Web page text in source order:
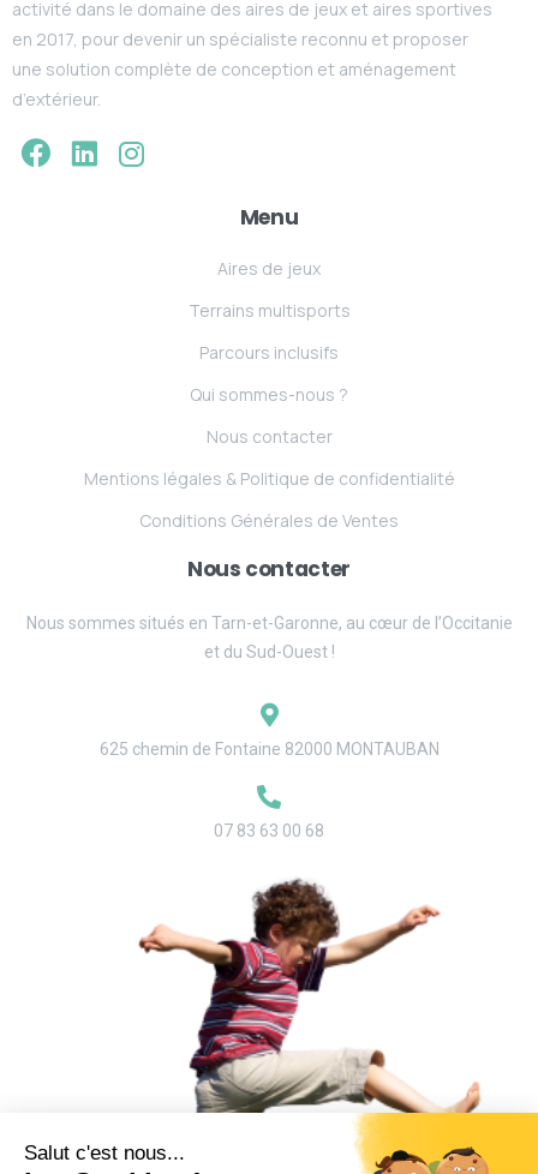
activité dans le domaine des aires de jeux et aires sportives
en 2017, pour devenir un spécialiste reconnu et proposer
une solution complète de conception et aménagement
d’extérieur.
Menu
Aires de jeux
Terrains multisports
Parcours inclusifs
Qui sommes-nous ?
Nous contacter
Mentions légales & Politique de confidentialité
Conditions Générales de Ventes
Nous contacter
Nous sommes situés en Tarn-et-Garonne, au cœur de l’Occitanie
et du Sud-Ouest !
625 chemin de Fontaine 82000 MONTAUBAN
07 83 63 00 68
Demander un RDV